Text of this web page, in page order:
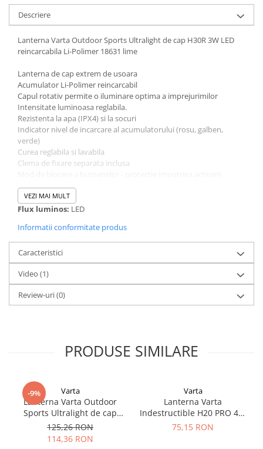
Descriere
Lanterna Varta Outdoor Sports Ultralight de cap H30R 3W LED
reincarcabila Li-Polimer 18631 lime
Lanterna de cap extrem de usoara
Acumulator Li-Polimer reincarcabil
Capul rotativ permite o iluminare optima a imprejurimilor
Intensitate luminoasa reglabila.
Rezistenta la apa (IPX4) si la socuri
Indicator nivel de incarcare al acumulatorului (rosu, galben,
verde)
Curea reglabila si lavabila
Clema de fixare separata inclusa
accidentale
Pana la 500 de reincarcari
Cablu micro USB de 1 m inclus
Flux luminos (lm): pana la 300lm
Raza de actiune: pana la 91m
Autonomie: pana la 21h
Material: aluminiu
Culoare: lime
Dimensiuni: 230mm (lungime)
Greutate: 47 g
VEZI MAI MULT
Flux luminos: LED
Informatii conformitate produs
Caracteristici
Video (1)
Review-uri(0)
PRODUSE SIMILARE
-9% Varta
Lanterna Varta Outdoor
Sports Ultralight de cap
H30R 3W LED reincarcabila
Li-Polimer 18631 alb
125,26 RON
114,36 RON
Varta
Lanterna Varta
Indestructible H20 PRO 4W
3xAAA 17732
75,15 RON